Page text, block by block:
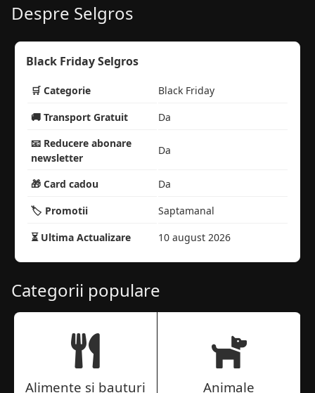
Despre Selgros
Black Friday Selgros
🛒 Categorie
Black Friday
🚚 Transport Gratuit
Da
📧 Reducere abonare
newsletter
Da
🎁 Card cadou
Da
🏷️ Promotii
Saptamanal
⏳ Ultima Actualizare
10 august 2026
Categorii populare
Alimente si bauturi Animale